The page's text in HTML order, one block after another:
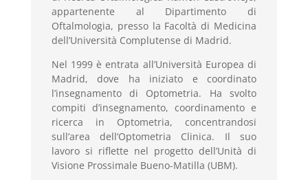
appartenente al Dipartimento di
Oftalmologia, presso la Facoltà di Medicina
dell’Università Complutense di Madrid.
Nel 1999 è entrata all’Università Europea di
Madrid, dove ha iniziato e coordinato
l’insegnamento di Optometria. Ha svolto
compiti d’insegnamento, coordinamento e
ricerca in Optometria, concentrandosi
sull’area dell’Optometria Clinica. Il suo
lavoro si riflette nel progetto dell’Unità di
Visione Prossimale Bueno-Matilla (UBM).